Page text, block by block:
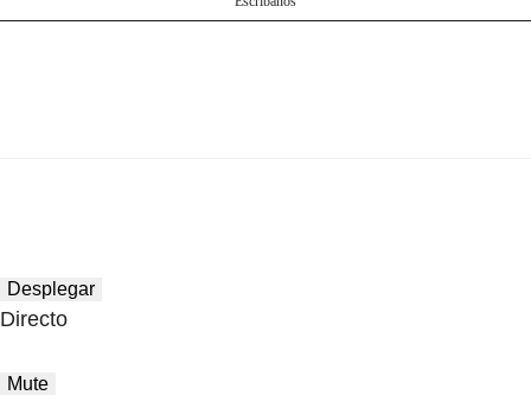
Desplegar
Directo
Mute